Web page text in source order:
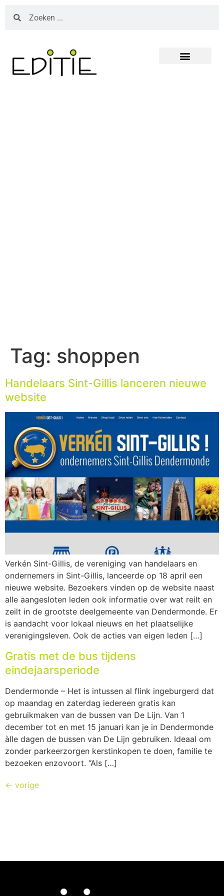
Tag: shoppen
Handelaars Sint-Gillis lanceren nieuwe
website
Verkén Sint-Gillis, de vereniging van handelaars en
ondernemers in Sint-Gillis, lanceerde op 18 april een
nieuwe website. Bezoekers vinden op de website naast
alle aangesloten leden ook informatie over wat reilt en
zeilt in de grootste deelgemeente van Dendermonde. Er
is aandacht voor lokaal nieuws en het plaatselijke
verenigingsleven. Ook de acties van eigen leden […]
Gratis met de bus tijdens
eindejaarsperiode
Dendermonde – Het is intussen al flink ingeburgerd dat
op maandag en zaterdag iedereen gratis kan
gebruikmaken van de bussen van De Lijn. Van 1
december tot en met 15 januari kan je in Dendermonde
àlle dagen de bussen van De Lijn gebruiken. Ideaal om
zonder parkeerzorgen kerstinkopen te doen, familie te
bezoeken enzovoort. “Als […]
← vorige